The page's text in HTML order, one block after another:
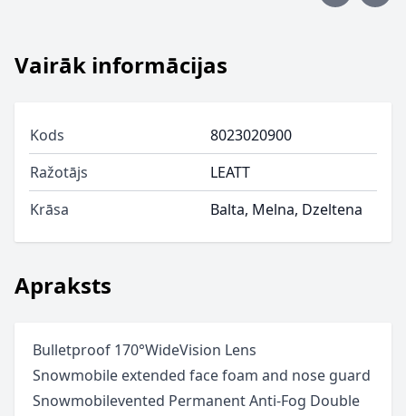
Apraksts
Bulletproof 170°WideVision Lens
 Snowmobile extended face foam and nose guard
 Snowmobilevented Permanent Anti-Fog Double
Vairāk informācijas
Kods
8023020900
Ražotājs
LEATT
Krāsa
Balta, Melna, Dzeltena